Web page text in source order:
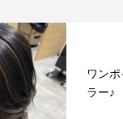
ワン
ラー♪